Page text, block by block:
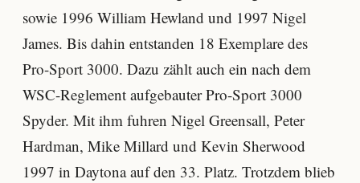
sowie 1996 William Hewland und 1997 Nigel
James. Bis dahin entstanden 18 Exemplare des
Pro-Sport 3000. Dazu zählt auch ein nach dem
WSC-Reglement aufgebauter Pro-Sport 3000
Spyder. Mit ihm fuhren Nigel Greensall, Peter
Hardman, Mike Millard und Kevin Sherwood
1997 in Daytona auf den 33. Platz. Trotzdem blieb